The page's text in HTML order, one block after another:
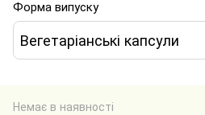
Форма випуску
Вегетаріанські капсули
Немає в наявності